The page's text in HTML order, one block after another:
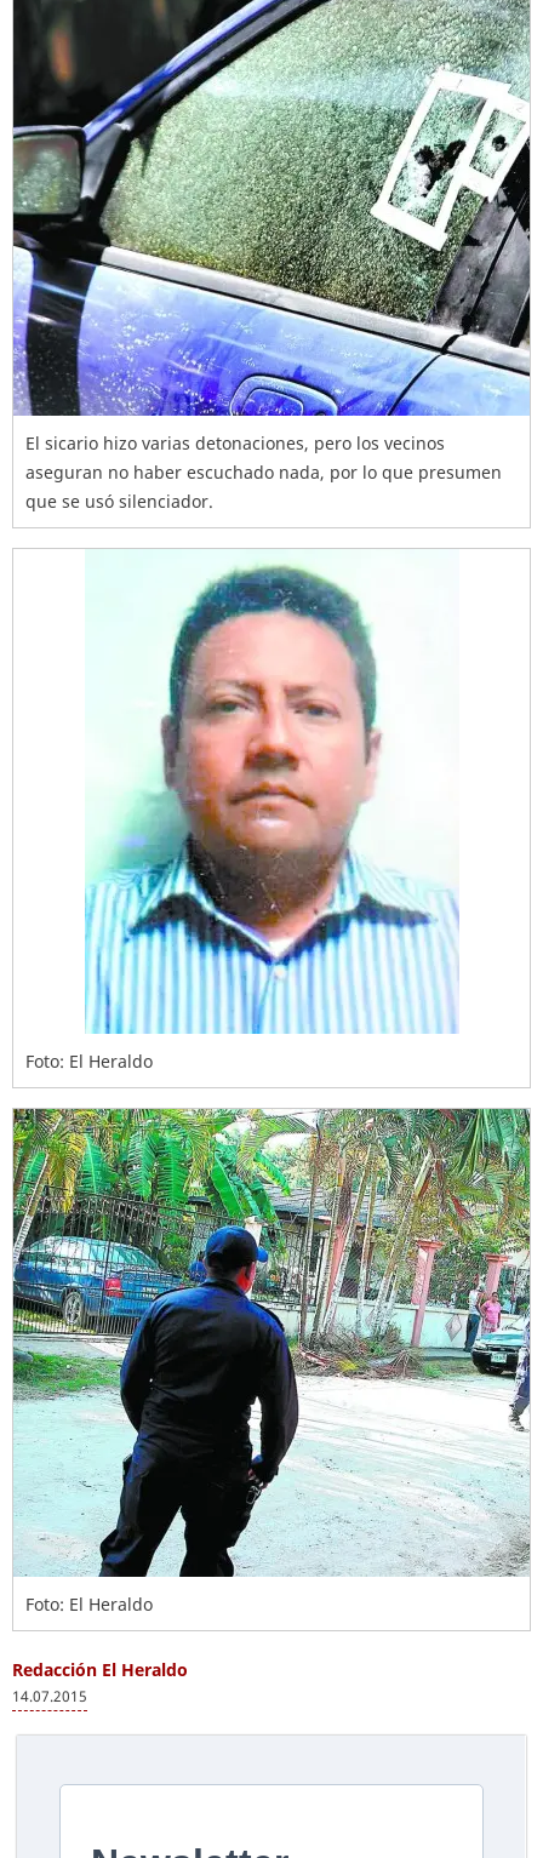
El sicario hizo varias detonaciones, pero los vecinos
aseguran no haber escuchado nada, por lo que presumen
que se usó silenciador.
Foto: El Heraldo
Foto: El Heraldo
Redacción El Heraldo
14.07.2015